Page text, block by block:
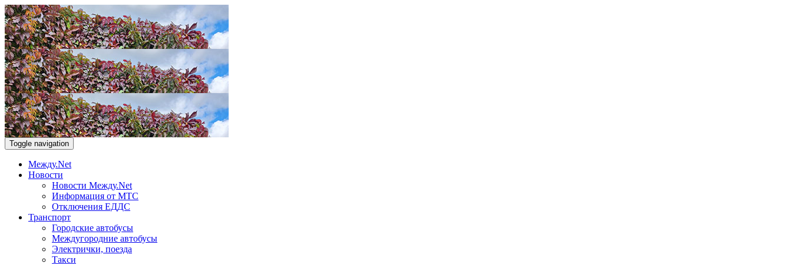
Toggle navigation
Между.Net
Новости
Новости Между.Net
Информация от МТС
Отключения ЕДДС
Транспорт
Городские автобусы
Междугородние автобусы
Электрички, поезда
Такси